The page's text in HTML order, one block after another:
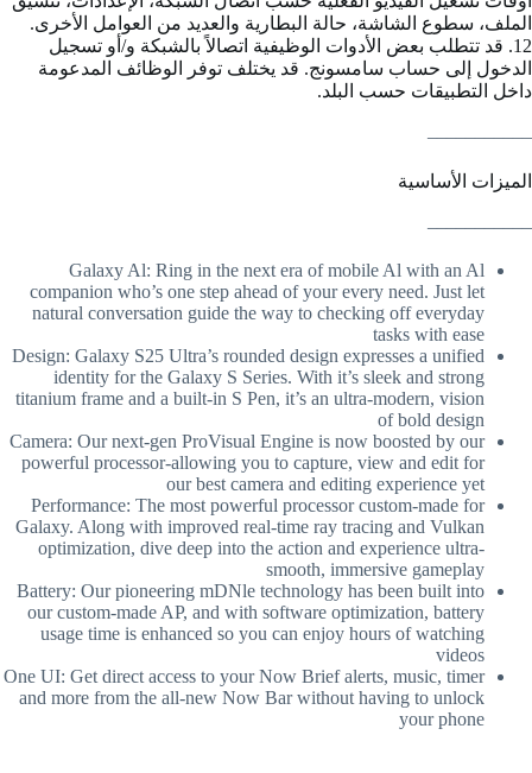
الملف، سطوع الشاشة، حالة البطارية والعديد من العوامل الأخرى.
12. قد تتطلب بعض الأدوات الوظيفية اتصالاً بالشبكة و/أو تسجيل
الدخول إلى حساب سامسونج. قد يختلف توفر الوظائف المدعومة
داخل التطبيقات حسب البلد.
الميزات الأساسية
Galaxy Al: Ring in the next era of mobile Al with an Al
companion who’s one step ahead of your every need. Just let
natural conversation guide the way to checking off everyday
tasks with ease
Design: Galaxy S25 Ultra’s rounded design expresses a unified
identity for the Galaxy S Series. With it’s sleek and strong
titanium frame and a built-in S Pen, it’s an ultra-modern, vision
of bold design
Camera: Our next-gen ProVisual Engine is now boosted by our
powerful processor-allowing you to capture, view and edit for
our best camera and editing experience yet
Performance: The most powerful processor custom-made for
Galaxy. Along with improved real-time ray tracing and Vulkan
optimization, dive deep into the action and experience ultra-
smooth, immersive gameplay
Battery: Our pioneering mDNle technology has been built into
our custom-made AP, and with software optimization, battery
usage time is enhanced so you can enjoy hours of watching
videos
One UI: Get direct access to your Now Brief alerts, music, timer
and more from the all-new Now Bar without having to unlock
your phone